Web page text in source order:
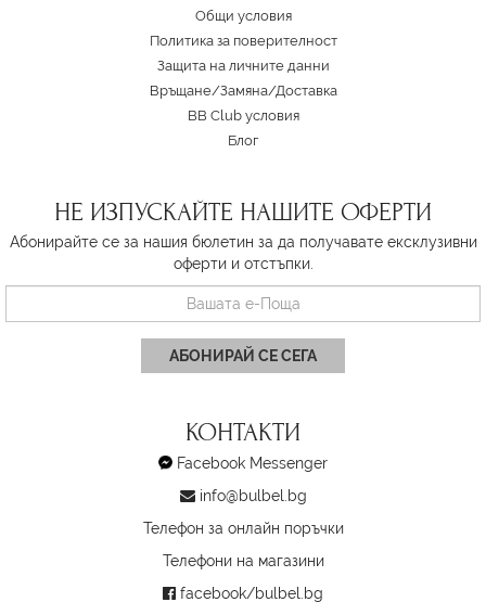
Oбщи условия
Политика за поверителност
Защита на личните данни
Връщане/Замяна/Доставка
BB Club условия
Блог
НЕ ИЗПУСКАЙТЕ НАШИТЕ ОФЕРТИ
Абонирайте се за нашия бюлетин за да получавате ексклузивни
оферти и отстъпки.
АБОНИРАЙ СЕ СЕГА
КОНТАКТИ
Facebook Messenger
info@bulbel.bg
Телефон за онлайн поръчки
Телефони на магазини
facebook/bulbel.bg